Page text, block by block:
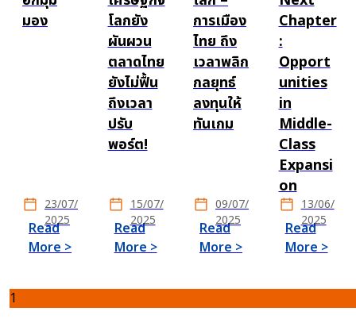
มอง
23/07/
2025
Read
More >
โลกยัง
ผันผวน
ตลาดไทย
ยังไม่ฟื้น
ถึงเวลา
ปรับ
พอร์ต!
15/07/
2025
Read
More >
การเมือง
ไทย ถึง
เวลาพลิก
กลยุทธ์
ลงทุนให้
ทันเกม
09/07/
2025
Read
More >
Chapter
:
Opport
unities
in
Middle-
Class
Expansi
on
13/06/
2025
Read
More >
1